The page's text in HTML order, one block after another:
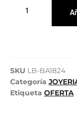
SKU LB-BA1824
Categoría
Etiqueta OFERTA